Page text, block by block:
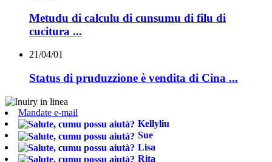
Metudu di calculu di cunsumu di filu di
cucitura ...
21/04/01
Status di pruduzzione è vendita di Cina ...
Mandate e-mail
Kellyliu
Sue
Lisa
Rita